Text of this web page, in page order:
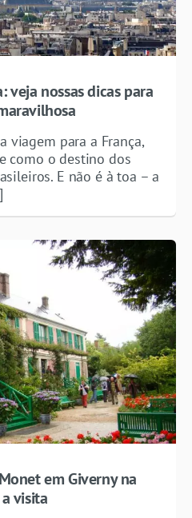
veja nossas dicas para
viagem para a França,
como o destino dos
E não é à toa – a
em Giverny na
visita